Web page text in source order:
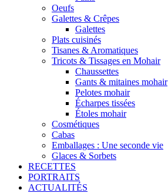
Oeufs
Galettes & Crêpes
Galettes
Plats cuisinés
Tisanes & Aromatiques
Tricots & Tissages en Mohair
Chaussettes
Gants & mitaines mohair
Pelotes mohair
Écharpes tissées
Étoles mohair
Cosmétiques
Cabas
Emballages : Une seconde vie
Glaces & Sorbets
RECETTES
PORTRAITS
ACTUALITÉS